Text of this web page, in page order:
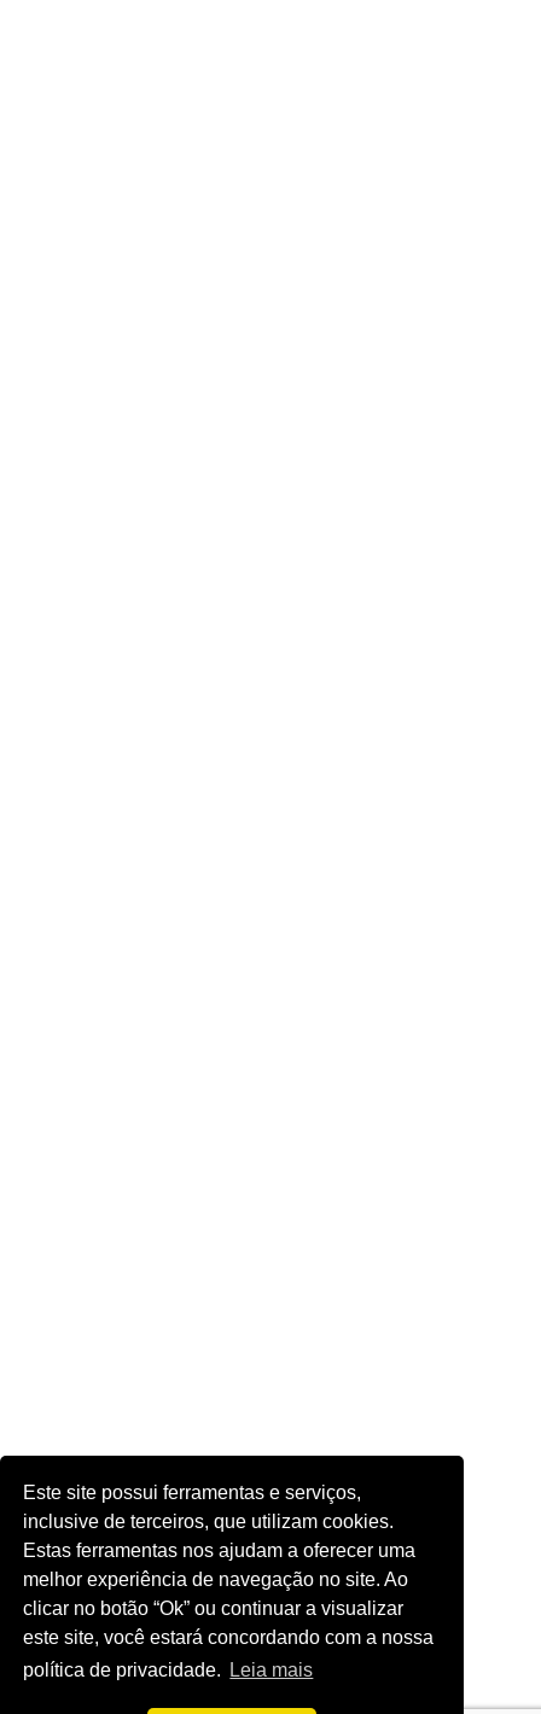
Este site possui ferramentas e serviços,
inclusive de terceiros, que utilizam cookies.
Estas ferramentas nos ajudam a oferecer uma
melhor experiência de navegação no site. Ao
clicar no botão “Ok” ou continuar a visualizar
este site, você estará concordando com a nossa
política de privacidade.
Leia mais